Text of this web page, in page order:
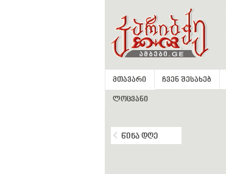
მთავარი ჩვენ შესახებ
ლოცვანი
წინა დღე